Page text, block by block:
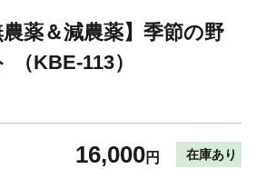
農薬＆減農薬】季節の野
KBE-113）
16,000円 在庫あり